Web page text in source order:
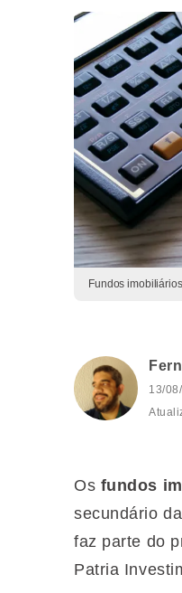
Fundos
13/
Os fundos
secundário
faz parte do
Patria